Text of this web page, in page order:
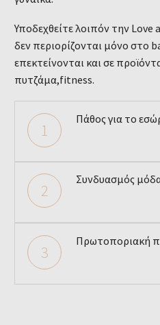
Υποδεχθείτε λοιπόν την
δεν περιορίζονται μόνο στο
επεκτείνονται και σε
πυτζάμα,fitness.
1
Πάθος για το
2
Συνδυασμός
3
Πρωτοποριακή